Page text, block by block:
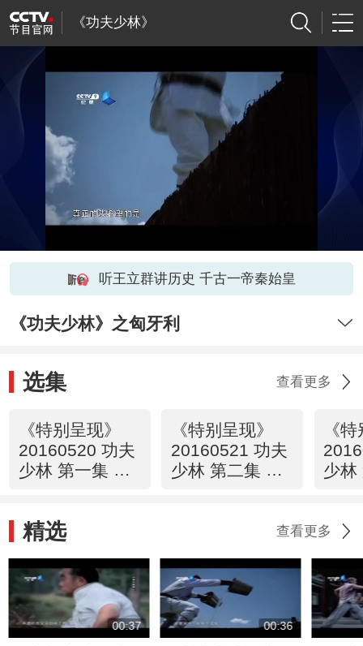
《功夫少林》
听王立群讲历史 千古一帝秦始皇
《功夫少林》之匈牙利
选集 查看更多
《特别呈现》
20160520 功夫
少林 第一集 绝
《特别呈现》
20160521 功夫
少林 第二集 秘
《
少林
精选 查看更多
00:37 00:36